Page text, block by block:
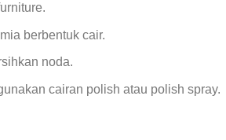
berbentuk cair.
noda.
cairan polish atau polish spray.